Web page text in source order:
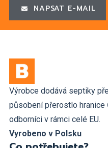
NAPSAT E-MAIL
Výrobce dodává septiky
působení přerostlo hranice
odborníci v rámci celé EU.
Vyrobeno v Polsku